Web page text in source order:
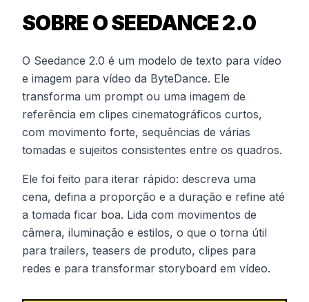
SOBRE O SEEDANCE 2.0
O Seedance 2.0 é um modelo de texto para vídeo
e imagem para vídeo da ByteDance. Ele
transforma um prompt ou uma imagem de
referência em clipes cinematográficos curtos,
com movimento forte, sequências de várias
tomadas e sujeitos consistentes entre os quadros.
Ele foi feito para iterar rápido: descreva uma
cena, defina a proporção e a duração e refine até
a tomada ficar boa. Lida com movimentos de
câmera, iluminação e estilos, o que o torna útil
para trailers, teasers de produto, clipes para
redes e para transformar storyboard em vídeo.